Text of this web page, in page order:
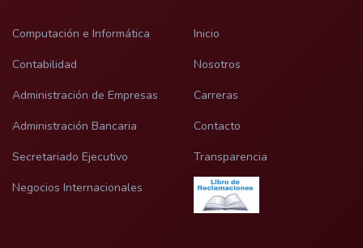
Computación e Informática
Contabilidad
Administración de Empresas
Administración Bancaria
Secretariado Ejecutivo
Negocios Internacionales
Inicio
Nosotros
Carreras
Contacto
Transparencia